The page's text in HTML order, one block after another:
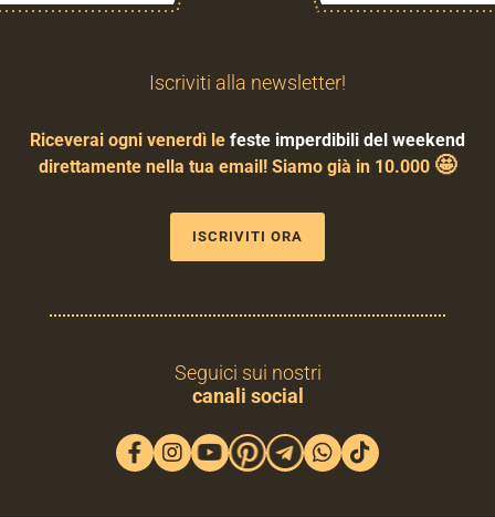
Iscriviti alla newsletter!
Riceverai ogni venerdì le feste imperdibili del weekend
direttamente nella tua email! Siamo già in 10.000 🤩
ISCRIVITI ORA
Seguici sui nostri
canali social